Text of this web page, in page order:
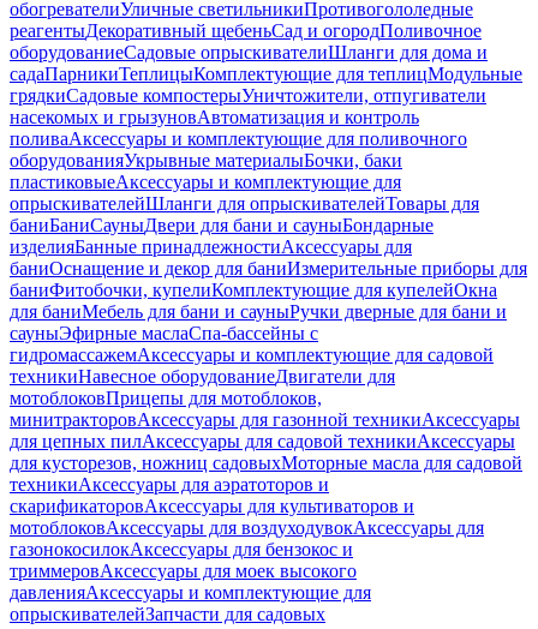
обогревателиУличные светильникиПротивогололедные
реагентыДекоративный щебеньСад и огородПоливочное
оборудованиеСадовые опрыскивателиШланги для дома и
садаПарникиТеплицыКомплектующие для теплицМодульные
грядкиСадовые компостерыУничтожители, отпугиватели
насекомых и грызуновАвтоматизация и контроль
поливаАксессуары и комплектующие для поливочного
оборудованияУкрывные материалыБочки, баки
пластиковыеАксессуары и комплектующие для
опрыскивателейШланги для опрыскивателейТовары для
баниБаниСауныДвери для бани и сауныБондарные
изделияБанные принадлежностиАксессуары для
баниОснащение и декор для баниИзмерительные приборы для
баниФитобочки, купелиКомплектующие для купелейОкна
для баниМебель для бани и сауныРучки дверные для бани и
сауныЭфирные маслаСпа-бассейны с
гидромассажемАксессуары и комплектующие для садовой
техникиНавесное оборудованиеДвигатели для
мотоблоковПрицепы для мотоблоков,
минитракторовАксессуары для газонной техникиАксессуары
для цепных пилАксессуары для садовой техникиАксессуары
для кусторезов, ножниц садовыхМоторные масла для садовой
техникиАксессуары для аэратоторов и
скарификаторовАксессуары для культиваторов и
мотоблоковАксессуары для воздуходувокАксессуары для
газонокосилокАксессуары для бензокос и
триммеровАксессуары для моек высокого
давленияАксессуары и комплектующие для
опрыскивателейЗапчасти для садовых